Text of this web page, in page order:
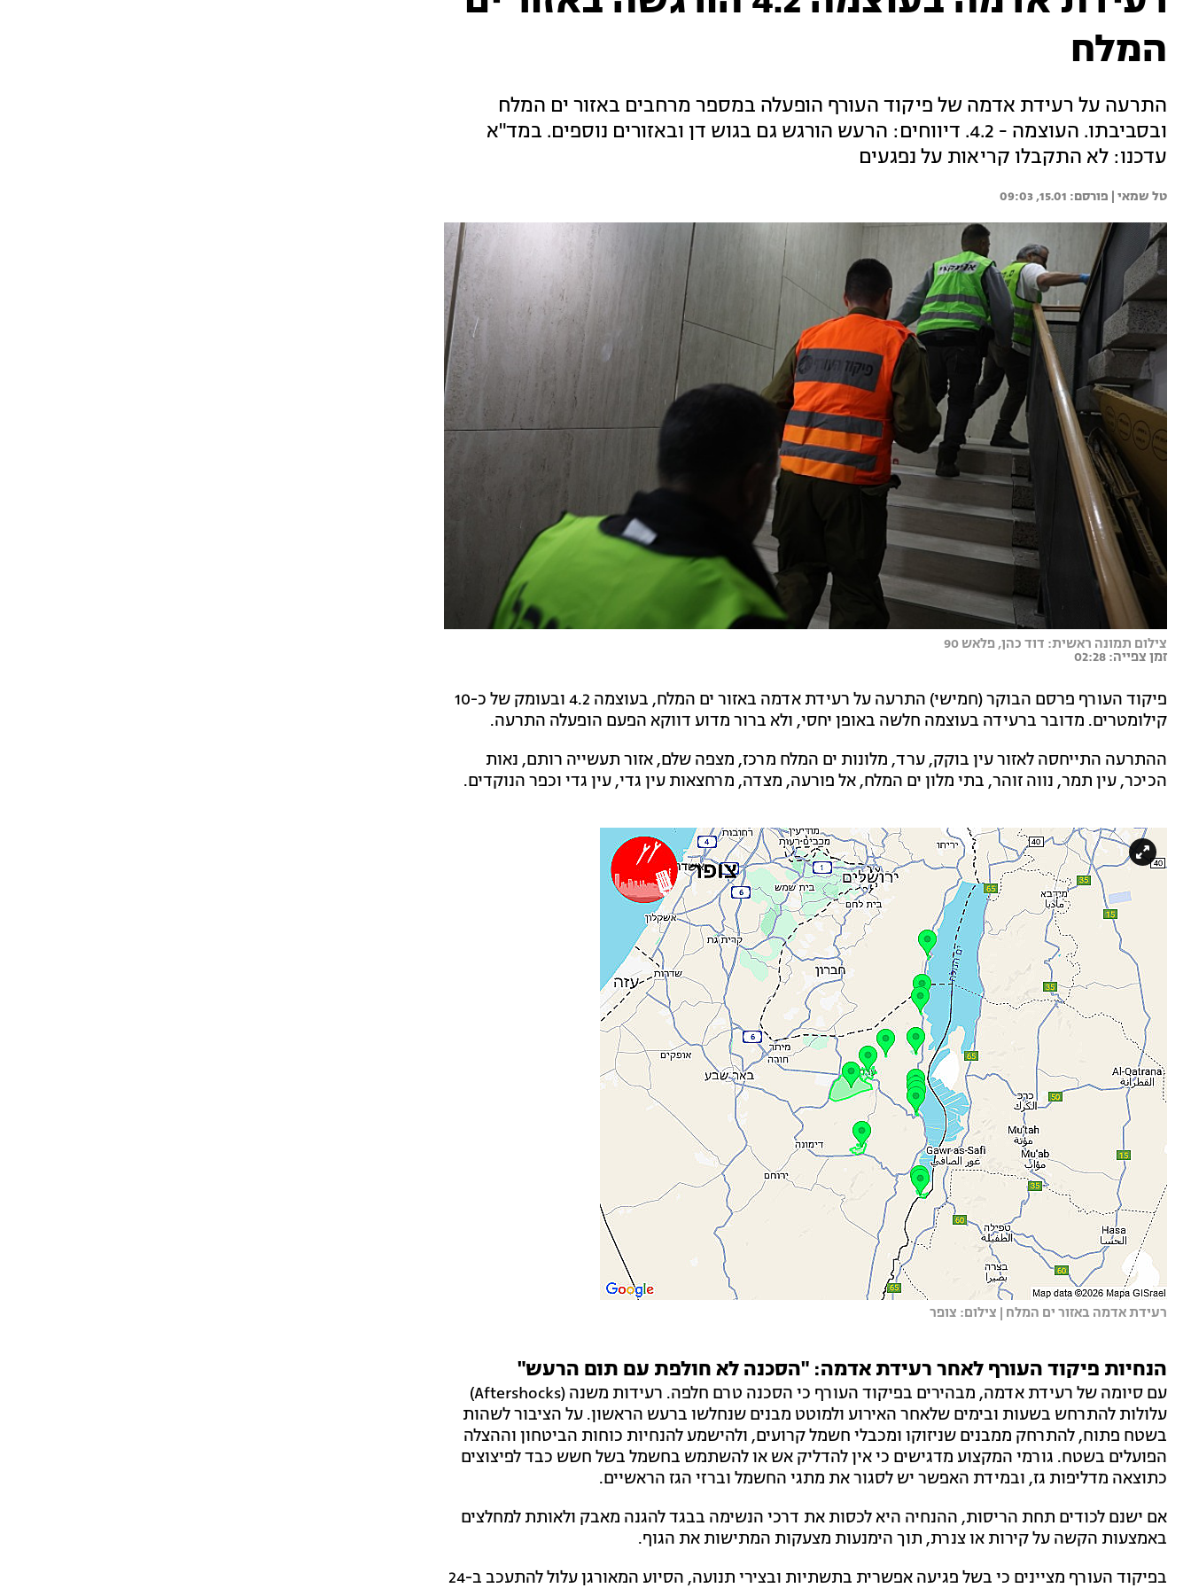
המלח
התרעה על רעידת אדמה של פיקוד העורף הופעלה במספר מרחבים באזור ים המלח
ובסביבתו. העוצמה - 4.2. דיווחים: הרעש הורגש גם בגוש דן ובאזורים נוספים. במד"א
עדכנו: לא התקבלו קריאות על נפגעים
טל שמאי | 15.01, 09:03
צילום תמונה ראשית: דוד כהן, פלאש 90
זמן צפייה: 02:28
פיקוד העורף פרסם הבוקר (חמישי) התרעה על רעידת אדמה באזור ים המלח, בעוצמה 4.2 ובעומק של כ-10
קילומטרים. מדובר ברעידה בעוצמה חלשה באופן יחסי, ולא ברור מדוע דווקא הפעם הופעלה התרעה.
ההתרעה התייחסה לאזור עין בוקק, ערד, מלונות ים המלח מרכז, מצפה שלם, אזור תעשייה רותם, נאות
הכיכר, עין תמר, נווה זוהר, בתי מלון ים המלח, אל פורעה, מצדה, מרחצאות עין גדי, עין גדי וכפר הנוקדים.
רעידת אדמה באזור ים המלח | צילום: צופר
הנחיות פיקוד העורף לאחר רעידת אדמה: "הסכנה לא חולפת עם תום הרעש"
עם סיומה של רעידת אדמה, מבהירים בפיקוד העורף כי הסכנה טרם חלפה. רעידות משנה (Aftershocks)
עלולות להתרחש בשעות ובימים שלאחר האירוע ולמוטט מבנים שנחלשו ברעש הראשון. על הציבור לשהות
בשטח פתוח, להתרחק ממבנים שניזוקו ומכבלי חשמל קרועים, ולהישמע להנחיות כוחות הביטחון וההצלה
הפועלים בשטח. גורמי המקצוע מדגישים כי אין להדליק אש או להשתמש בחשמל בשל חשש כבד לפיצוצים
כתוצאה מדליפות גז, ובמידת האפשר יש לסגור את מתגי החשמל וברזי הגז הראשיים.
אם ישנם לכודים תחת הריסות, ההנחיה היא לכסות את דרכי הנשימה בבגד להגנה מאבק ולאותת למחלצים
באמצעות הקשה על קירות או צנרת, תוך הימנעות מצעקות המתישות את הגוף.
בפיקוד העורף מציינים כי בשל פגיעה אפשרית בתשתיות ובצירי תנועה, הסיוע המאורגן עלול להתעכב ב-24